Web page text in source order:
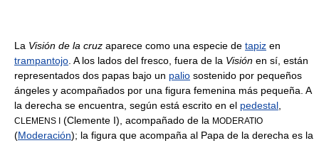
La Visión de la cruz aparece como una especie de tapiz en
trampantojo . A los lados del fresco, fuera de la Visión en sí, están
representados dos papas bajo un palio sostenido por pequeños
ángeles y acompañados por una figura femenina más pequeña. A
la derecha se encuentra, según está escrito en el pedestal
CLEMENS I (Clemente I), acompañado de la MODERATIO
(Moderación); la figura que acompaña al Papa de la derecha es la